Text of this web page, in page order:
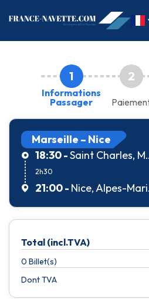
1
Informations
Passager
2
Marseille – Nice
18:30 -
Saint Charles,
2h30
21:00 -
Total (incl.TVA)
0 Billet(s)
Dont TVA